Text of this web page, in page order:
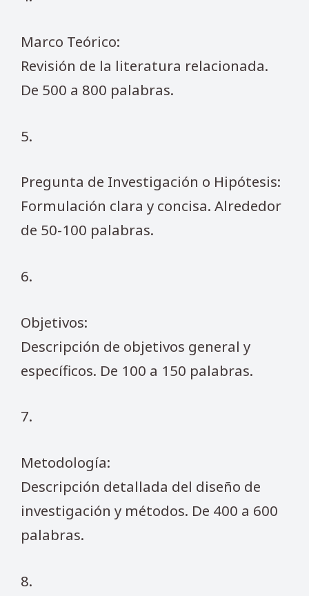
Marco Teórico:
Revisión de la literatura relacionada.
De 500 a 800 palabras.
5.
Pregunta de Investigación o Hipótesis:
Formulación clara y concisa. Alrededor
de 50-100 palabras.
6.
Objetivos:
Descripción de objetivos general y
específicos. De 100 a 150 palabras.
7.
Metodología:
Descripción detallada del diseño de
investigación y métodos. De 400 a 600
palabras.
8.